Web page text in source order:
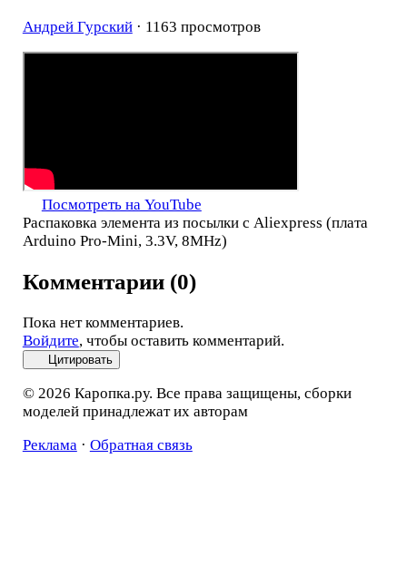
Андрей Гурский· 1163 просмотров
Посмотреть на YouTube
Распаковка элемента из посылки с Aliexpress (плата
Arduino Pro-Mini, 3.3V, 8MHz)
Комментарии (0)
Пока нет комментариев.
Войдите, чтобы оставить комментарий.
Цитировать
© 2026 Каропка.ру. Все права защищены, сборки
моделей принадлежат их авторам
Реклама · Обратная связь